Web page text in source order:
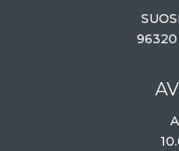
96320